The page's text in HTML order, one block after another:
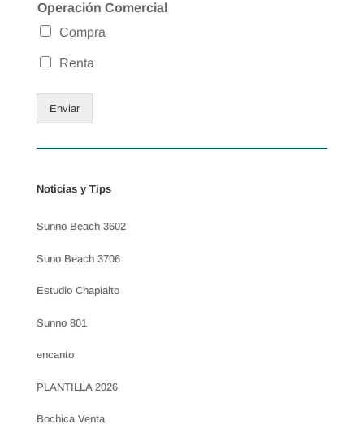
Operación Comercial
Compra
Renta
Enviar
Noticias y Tips
Sunno Beach 3602
Suno Beach 3706
Estudio Chapialto
Sunno 801
encanto
PLANTILLA 2026
Bochica Venta